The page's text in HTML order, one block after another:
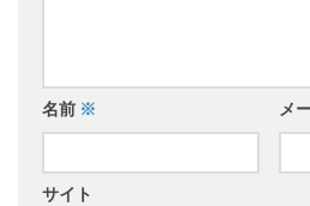
名前 ※ メ
サイト